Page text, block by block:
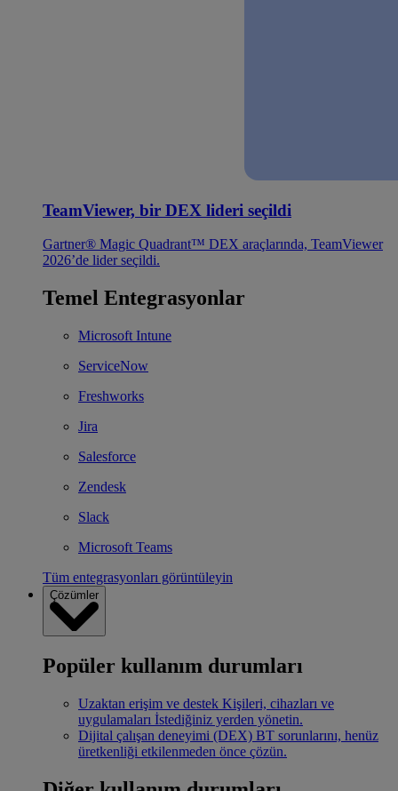
TeamViewer, bir DEX lideri seçildi
Gartner® Magic Quadrant™ DEX araçlarında, TeamViewer
2026’de lider seçildi.
Temel Entegrasyonlar
Microsoft Intune
ServiceNow
Freshworks
Jira
Salesforce
Zendesk
Slack
Microsoft Teams
Tüm entegrasyonları görüntüleyin
Çözümler
Popüler kullanım durumları
Uzaktan erişim ve destek Kişileri, cihazları ve
uygulamaları İstediğiniz yerden yönetin.
Dijital çalışan deneyimi (DEX) BT sorunlarını, henüz
üretkenliği etkilenmeden önce çözün.